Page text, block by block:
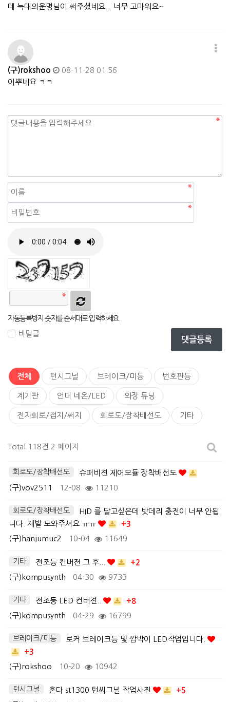
데 늑대의운명님이 써주셨네요... 너무 고마워요~
(구)rokshoo
08-11-28 01:56
이뿌네요 ㅋㅋ
자동등록방지 숫자를 순서대로 입력하세요.
비밀글
댓글등록
전체 턴시그널 브레이크/미등 번호판등
계기판 언더 네온/LED 외장 튜닝
전자회로/접지/써지 회로도/장착배선도 기타
Total 118건 2 페이지
회로도/장착배선도
슈퍼비젼 제어모듈 장착배선도
(구)vov2511
12-08 11210
회로도/장착배선도
HID 를 달고싶은데 밧데리 충전이 너무 안됩
니다. 제발 도와주셔요 ㅠㅠ
+3
(구)hanjumuc2
10-04 11649
기타 전조등 컨버젼 그 후...
+2
(구)kompusynth
04-30 9733
기타 전조등 LED 컨버젼..
+8
(구)kompusynth
04-29 16799
브레이크/미등
로커 브레이크등 및 깜박이 LED작업입니다.
+3
(구)rokshoo
10-20 10942
턴시그널 혼다 st1300 턴씨그널 작업사진
+5